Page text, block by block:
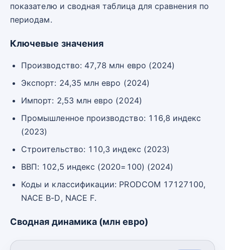
показателю и сводная таблица для сравнения по
периодам.
Ключевые значения
Производство: 47,78 млн евро (2024)
Экспорт: 24,35 млн евро (2024)
Импорт: 2,53 млн евро (2024)
Промышленное производство: 116,8 индекс
(2023)
Строительство: 110,3 индекс (2023)
ВВП: 102,5 индекс (2020=100) (2024)
Коды и классификации: PRODCOM 17127100,
NACE B-D, NACE F.
Сводная динамика (млн евро)